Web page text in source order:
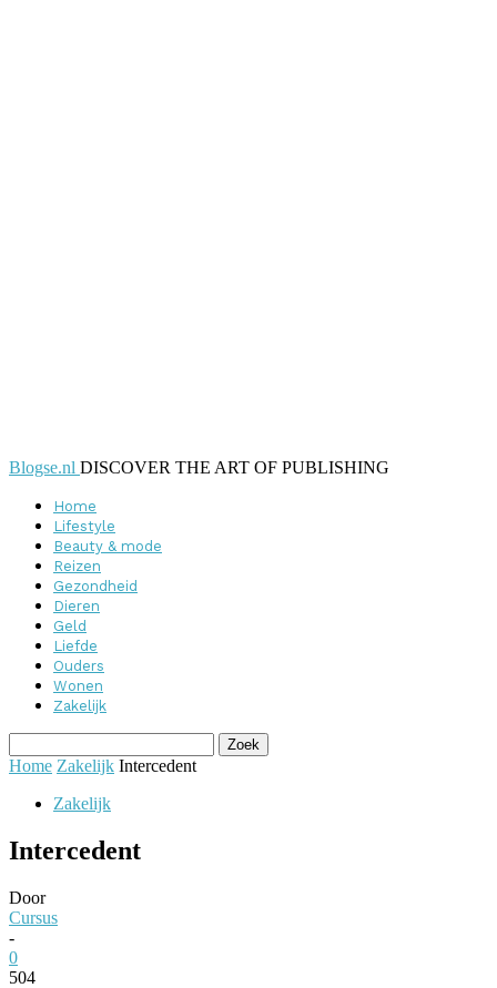
Blogse.nl DISCOVER THE ART OF PUBLISHING
Home
Lifestyle
Beauty & mode
Reizen
Gezondheid
Dieren
Geld
Liefde
Ouders
Wonen
Zakelijk
Home Zakelijk Intercedent
Zakelijk
Intercedent
Door
Cursus
-
0
504